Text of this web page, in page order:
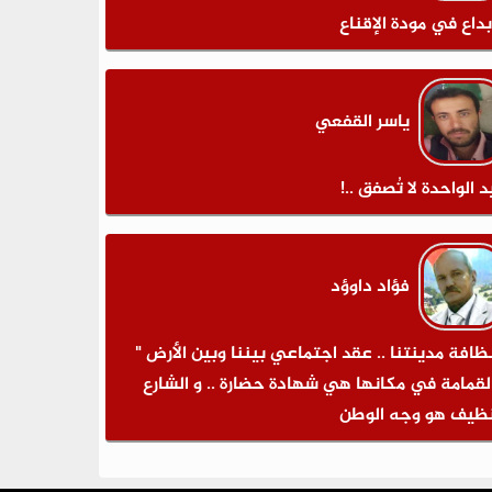
في مودة الإقناع
ياسر القفعي
الواحدة لا تُصفق ..!
فؤاد داوؤد
مدينتنا .. عقد اجتماعي بيننا وبين الأرض "
في مكانها هي شهادة حضارة .. و الشارع
هو وجه الوطن